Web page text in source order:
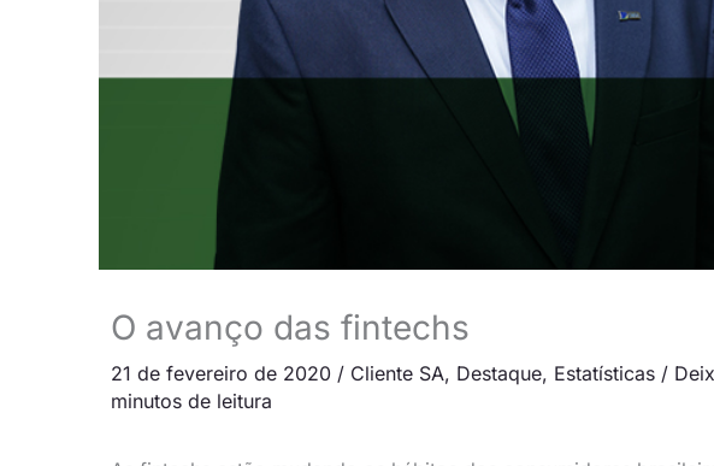
O avanço das fintechs
21 de fevereiro de 2020 / Cliente SA, Destaque, Estatísticas /
minutos de leitura